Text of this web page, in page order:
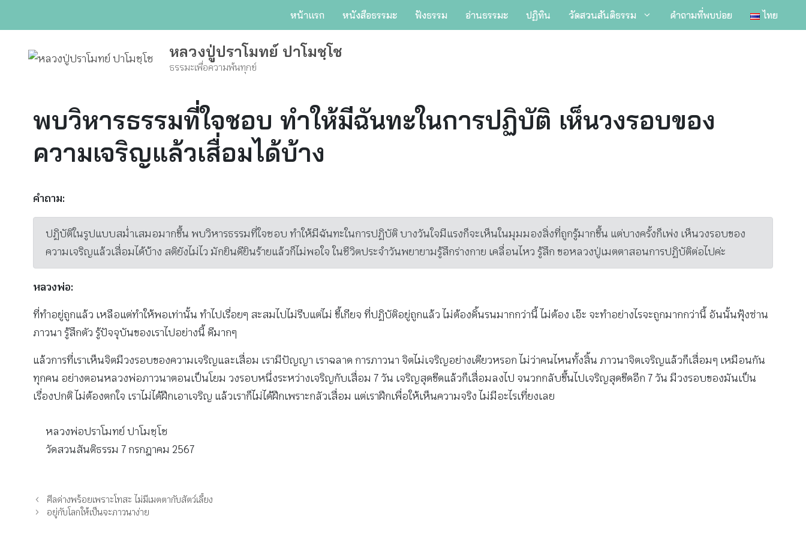
หน้าแรก หนังสือธรรมะ ฟังธรรม อ่านธรรมะ ปฏิทิน วัดสวนสันติธรรม คำถามที่พบบ่อย ไทย
หลวงปู่ปราโมทย์ ปาโมชฺโช
ธรรมะเพื่อความพ้นทุกข์
พบวิหารธรรมที่ใจชอบ ทำให้มีฉันทะในการปฏิบัติ เห็นวงรอบของ
ความเจริญแล้วเสื่อมได้บ้าง
คำถาม:
ปฏิบัติในรูปแบบสม่ำเสมอมากขึ้น พบวิหารธรรมที่ใจชอบ ทำให้มีฉันทะในการปฏิบัติ บางวันใจมีแรงก็จะเห็นในมุมมองสิ่งที่ถูกรู้มากขึ้น แต่บางครั้งก็เพ่ง เห็นวงรอบของ
ความเจริญแล้วเสื่อมได้บ้าง สติยังไม่ไว มักยินดียินร้ายแล้วก็ไม่พอใจ ในชีวิตประจำวันพยายามรู้สึกร่างกาย เคลื่อนไหว รู้สึก ขอหลวงปู่เมตตาสอนการปฏิบัติต่อไปค่ะ
หลวงพ่อ:
ที่ทำอยู่ถูกแล้ว เหลือแต่ทำให้พอเท่านั้น ทำไปเรื่อยๆ สะสมไปไม่รีบแต่ไม่ ขี้เกียจ ที่ปฏิบัติอยู่ถูกแล้ว ไม่ต้องดิ้นรนมากกว่านี้ ไม่ต้อง เอ๊ะ จะทำอย่างไรจะถูกมากกว่านี้ อันนั้นฟุ้งซ่าน
ภาวนา รู้สึกตัว รู้ปัจจุบันของเราไปอย่างนี้ ดีมากๆ
แล้วการที่เราเห็นจิตมีวงรอบของความเจริญและเสื่อม เรามีปัญญา เราฉลาด การภาวนา จิตไม่เจริญอย่างเดียวหรอก ไม่ว่าคนไหนทั้งสิ้น ภาวนาจิตเจริญแล้วก็เสื่อมๆ เหมือนกัน
ทุกคน อย่างตอนหลวงพ่อภาวนาตอนเป็นโยม วงรอบหนึ่งระหว่างเจริญกับเสื่อม 7 วัน เจริญสุดขีดแล้วก็เสื่อมลงไป จนวกกลับขึ้นไปเจริญสุดขีดอีก 7 วัน มีวงรอบของมันเป็น
เรื่องปกติ ไม่ต้องตกใจ เราไม่ได้ฝึกเอาเจริญ แล้วเราก็ไม่ได้ฝึกเพราะกลัวเสื่อม แต่เราฝึกเพื่อให้เห็นความจริง ไม่มีอะไรเที่ยงเลย
หลวงพ่อปราโมทย์ ปาโมชฺโช
วัดสวนสันติธรรม 7 กรกฎาคม 2567
ศีลด่างพร้อยเพราะโทสะ ไม่มีเมตตากับสัตว์เลี้ยง
อยู่กับโลกให้เป็นจะภาวนาง่าย